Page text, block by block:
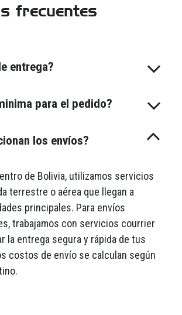
frecuentes
entrega?
para el pedido?
los envíos?
de Bolivia, utilizamos servicios
terrestre o aérea que llegan a
principales. Para envíos
trabajamos con servicios courrier
la entrega segura y rápida de tus
costos de envío se calculan según